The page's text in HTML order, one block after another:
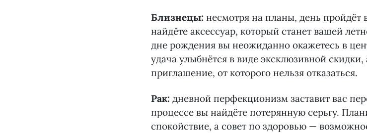
Близнецы: несмотря на планы, день пройдёт
найдёте аксессуар, который станет вашей
дне рождения вы неожиданно окажетесь в
удача улыбнётся в виде эксклюзивной
приглашение, от которого нельзя отказаться.
Рак: дневной перфекционизм заставит вас
процессе вы найдёте потерянную серьгу.
спокойствие, а совет по здоровью —